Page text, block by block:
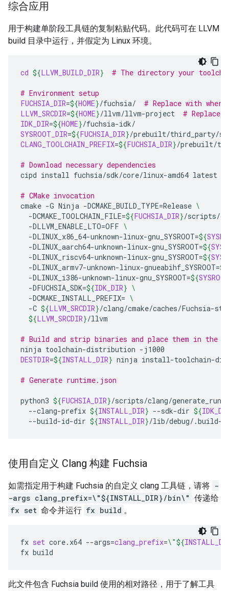
综合应用
用于构建单阶段工具链的复制粘贴代码。此代码可在 LLVM
build 目录中运行，并假定为 Linux 环境。
cd ${LLVM_BUILD_DIR} # The directory your
# Environment setup
FUCHSIA_DIR=${HOME}/fuchsia/
# Replace with
LLVM_SRCDIR=${HOME}/llvm/llvm-project
# Replace
IDK_DIR=${HOME}
SYSROOT_DIR=${FUCHSIA_DIR}
CLANG_TOOLCHAIN_PREFIX=${FUCHSIA_DIR}/prebuilt/
# Download necessary dependencies
cipd install fuchsia/sdk/core/linux-amd64 latest
# CMake invocation
cmake -G Ninja -DCMAKE_BUILD_TYPE=Release \
-DCMAKE_TOOLCHAIN_FILE=${FUCHSIA_DIR}/scripts/
-DLLVM_ENABLE_LTO=OFF \
-DLINUX_x86_64-unknown-linux-gnu_SYSROOT=${
-DLINUX_aarch64-unknown-linux-gnu_SYSROOT=${
-DLINUX_riscv64-unknown-linux-gnu_SYSROOT=${
-DLINUX_armv7-unknown-linux-gnueabihf_SYSROOT=${
-DLINUX_i386-unknown-linux-gnu_SYSROOT=${
-DFUCHSIA_SDK=${IDK_DIR} \
-DCMAKE_INSTALL_PREFIX= \
-C ${LLVM_SRCDIR}/clang/cmake/caches/Fuchsia-
${LLVM_SRCDIR}/llvm
# Build and strip binaries and place them in the
ninja toolchain-distribution
DESTDIR=${INSTALL_DIR} ninja install-toolchain-
# Generate runtime.json
python3 ${FUCHSIA_DIR}/scripts/clang/
--clang-prefix ${INSTALL_DIR} --sdk-dir ${
--build-id-dir ${INSTALL_DIR}/lib/debug/.build-
使用自定义 Clang 构建 Fuchsia
如需指定用于构建 Fuchsia 的自定义 clang 工具链，请将 -
-args clang_prefix=\"${INSTALL_DIR}/bin\" 传递给
fx set 命令并运行 fx build 。
fx set core.x64 --args=clang_prefix=\"${
fx
此文件包含 Fuchsia build 使用的相对路径，用于了解工具